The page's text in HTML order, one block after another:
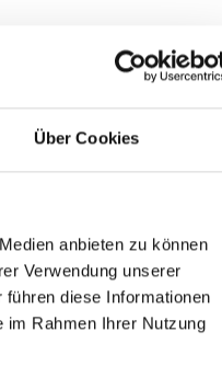
Über Cookies
anbieten zu können
Verwendung unserer
diese Informationen
im Rahmen Ihrer Nutzung
Channels
zeigen, wir dies für